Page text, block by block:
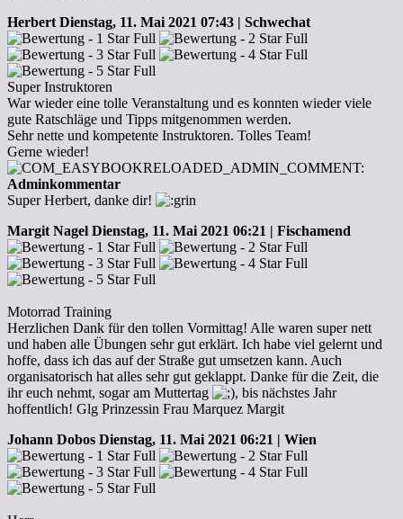
Herbert Dienstag, 11. Mai 2021 07:43 | Schwechat
Super Instruktoren
War wieder eine tolle Veranstaltung und es konnten wieder viele
gute Ratschläge und Tipps mitgenommen werden.
Sehr nette und kompetente Instruktoren. Tolles Team!
Gerne wieder!
Adminkommentar
Super Herbert, danke dir!
Margit Nagel Dienstag, 11. Mai 2021 06:21 | Fischamend
Motorrad Training
Herzlichen Dank für den tollen Vormittag! Alle waren super nett
und haben alle Übungen sehr gut erklärt. Ich habe viel gelernt und
hoffe, dass ich das auf der Straße gut umsetzen kann. Auch
organisatorisch hat alles sehr gut geklappt. Danke für die Zeit, die
ihr euch nehmt, sogar am Muttertag
, bis nächstes Jahr
hoffentlich! Glg Prinzessin Frau Marquez Margit
Johann Dobos Dienstag, 11. Mai 2021 06:21 | Wien